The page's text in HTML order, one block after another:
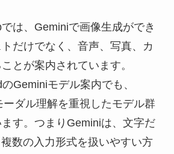
は、Geminiで画像生成ができ
だけでなく、音声、写真、カ
とが案内されています。
Geminiモデル案内でも、
ダル理解を重視したモデル群
す。つまりGeminiは、文字だ
数の入力形式を扱いやすい方